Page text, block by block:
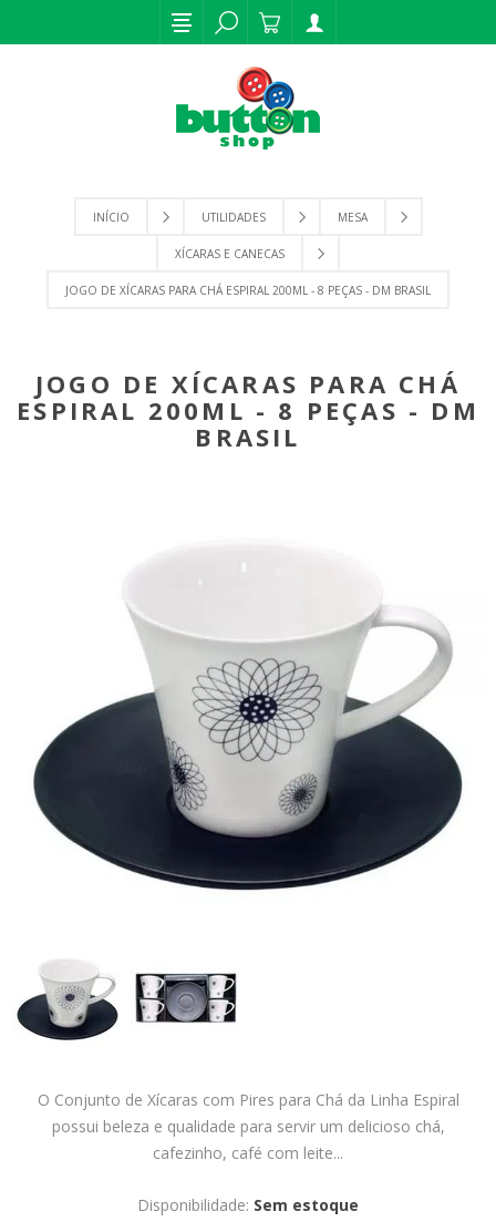
INÍCIO UTILIDADES MESA
XÍCARAS E CANECAS
JOGO DE XÍCARAS PARA CHÁ ESPIRAL 200ML - 8 PEÇAS - DM BRASIL
JOGO DE XÍCARAS PARA CHÁ
ESPIRAL 200ML - 8 PEÇAS - DM
BRASIL
O Conjunto de Xícaras com Pires para Chá da Linha Espiral
possui beleza e qualidade para servir um delicioso chá,
cafezinho, café com leite...
Disponibilidade: Sem estoque